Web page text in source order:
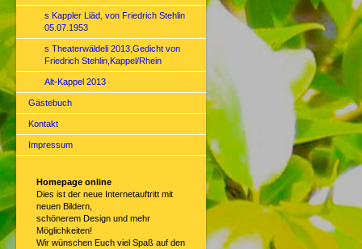
s Kappler Liäd, von Friedrich Stehlin
05.07.1953
s Theaterwäldeli 2013,Gedicht von
Friedrich Stehlin,Kappel/Rhein
Alt-Kappel 2013
Gästebuch
Kontakt
Impressum
Homepage online
Dies ist der neue Internetauftritt mit
neuen Bildern,
schönerem Design und mehr
Möglichkeiten!
Wir wünschen Euch viel Spaß auf den